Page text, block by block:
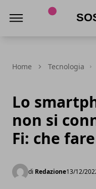
Home Tecnologia
Lo
non si
Fi: che fare
di Redazione13/12/